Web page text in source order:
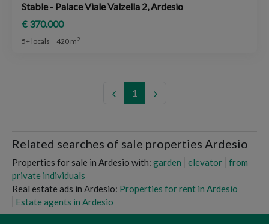
Stable - Palace Viale Valzella 2, Ardesio
€ 370.000
5+ locals 420 m2
1
Related searches of sale properties Ardesio
Properties for sale in Ardesio with: garden elevator
from
private individuals
Real estate ads in Ardesio: Properties for rent in Ardesio
Estate agents in Ardesio